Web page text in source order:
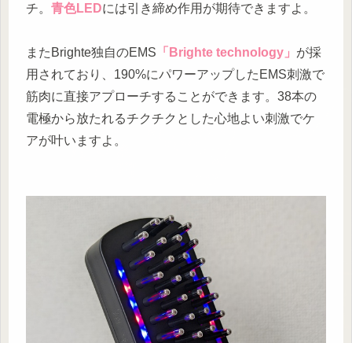
チ。 青色LEDには引き締め作用が期待できますよ。
またBrighte独自のEMS 「Brighte technology」 が採
用されており、190%にパワーアップしたEMS刺激で
筋肉に直接アプローチすることができます。38本の
電極から放たれるチクチクとした心地よい刺激でケ
アが叶いますよ。